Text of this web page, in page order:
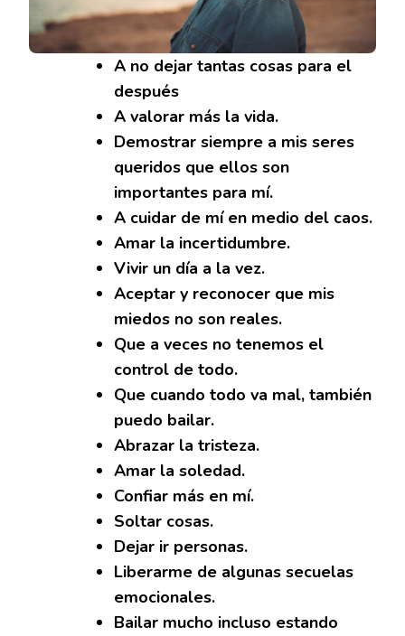
A no dejar tantas cosas para el
después
A valorar más la vida.
Demostrar siempre a mis seres
queridos que ellos son
importantes para mí.
A cuidar de mí en medio del caos.
Amar la incertidumbre.
Vivir un día a la vez.
Aceptar y reconocer que mis
miedos no son reales.
Que a veces no tenemos el
control de todo.
Que cuando todo va mal, también
puedo bailar.
Abrazar la tristeza.
Amar la soledad.
Confiar más en mí.
Soltar cosas.
Dejar ir personas.
Liberarme de algunas secuelas
emocionales.
Bailar mucho incluso estando